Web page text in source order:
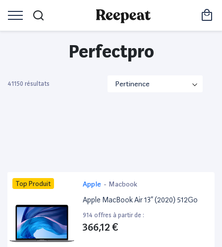
Perfectpro
41150 résultats
Top Produit Apple - Macbook
Apple MacBook Air 13” (2020) 512Go
914 offres à partir de :
366,12 €